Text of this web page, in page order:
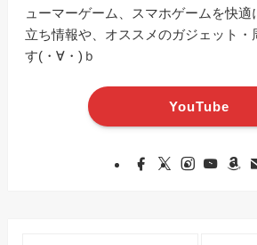
ューマーゲーム、スマホゲームを快
立ち情報や、オススメのガジェット・
す(・∀・)ｂ
YouTube